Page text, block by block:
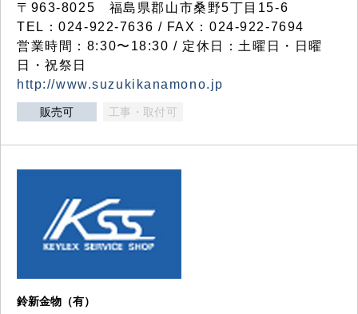
〒963-8025 福島県郡山市桑野5丁目15-6
TEL：024-922-7636 / FAX：024-922-7694
営業時間：8:30〜18:30 / 定休日：土曜日・日曜
日・祝祭日
http://www.suzukikanamono.jp
販売可 工事・取付可
鈴新金物（有）